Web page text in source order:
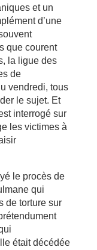
et un
d’une
que courent
la ligue des
de
vendredi, tous
le sujet. Et
interrogé sur
les victimes à
le procès de
qui
de torture sur
était décédée